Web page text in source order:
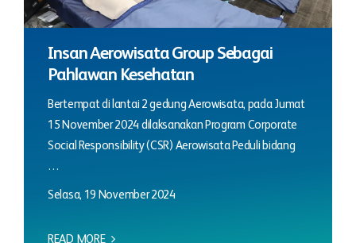
Insan Aerowisata Group Sebagai
Pahlawan Kesehatan
Bertempat di lantai 2 gedung Aerowisata, pada Jumat
15 November 2024 dilaksanakan Program Corporate
Social Responsibility (CSR) Aerowisata Peduli bidang
…
Selasa, 19 November 2024
READ MORE